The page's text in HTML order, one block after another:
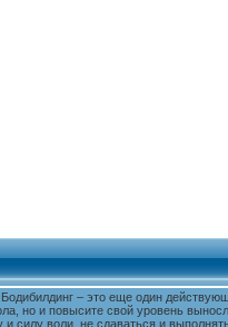
– это еще один
но и повысите свой уровень
воли, не сдаваться и